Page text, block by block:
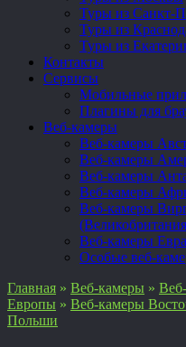
Туры из Санкт-
Туры из
Туры из
Контакты
Сервисы
Мобильные
Плагины для
Веб-камеры
Веб-камеры
Веб-камеры
Веб-камеры
Веб-камеры
Веб-камеры
Веб-камеры
Особые веб-
Главная » Веб-камеры »
Европы » Веб-камеры
Польши